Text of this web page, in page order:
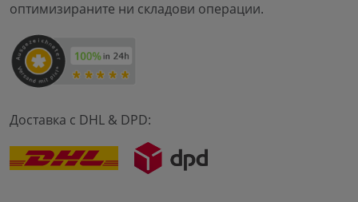
оптимизираните ни складови операции.
Доставка с DHL & DPD: